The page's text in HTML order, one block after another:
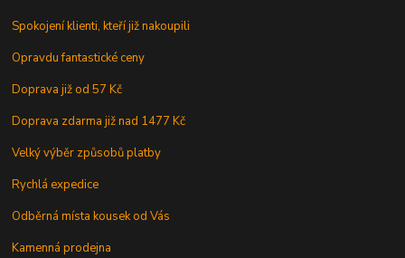
Spokojení klienti, kteří již nakoupili
Opravdu fantastické ceny
Doprava již od 57 Kč
Doprava zdarma již nad 1477 Kč
Velký výběr způsobů platby
Rychlá expedice
Odběrná místa kousek od Vás
Kamenná prodejna